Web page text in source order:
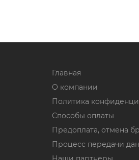
Главная
О компании
Политика
Способы оплаты
Предоплата, отмена
Процесс передачи